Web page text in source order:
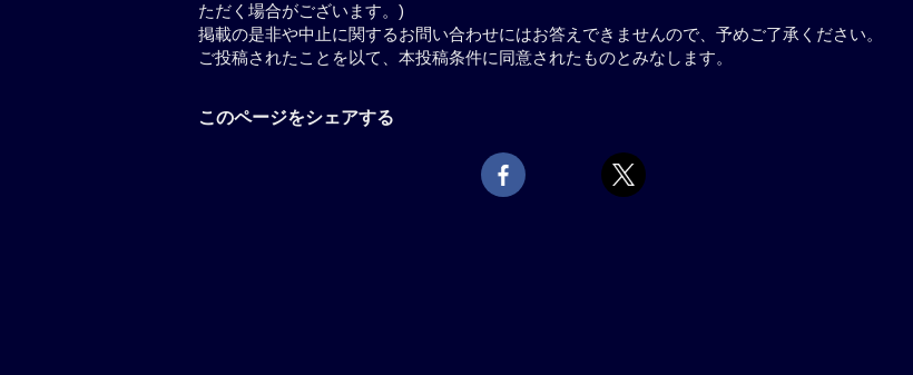
ただく場合がございます。)
掲載の是非や中止に関するお問い合わせにはお答えできませんので、予めご了承ください。
ご投稿されたことを以て、本投稿条件に同意されたものとみなします。
このページをシェアする